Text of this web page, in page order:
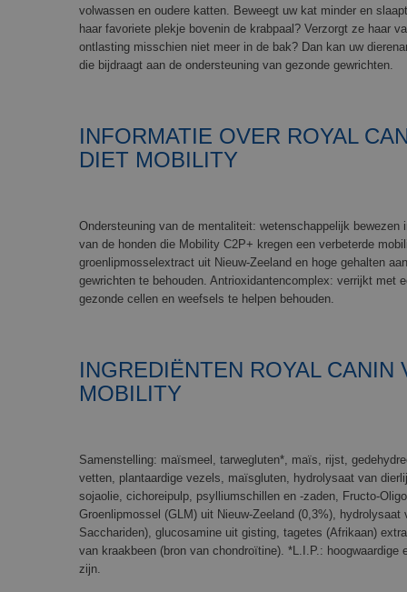
volwassen en oudere katten. Beweegt uw kat minder en
haar favoriete plekje bovenin de krabpaal? Verzorgt ze haar
ontlasting misschien niet meer in de bak? Dan kan uw
die bijdraagt aan de ondersteuning van gezonde gewrichten.
INFORMATIE OVER ROYAL
DIET MOBILITY
Ondersteuning van de mentaliteit: wetenschappelijk bewezen
van de honden die Mobility C2P+ kregen een verbeterde
groenlipmosselextract uit Nieuw-Zeeland en hoge gehalten
gewrichten te behouden. Antrioxidantencomplex: verrijkt met
gezonde cellen en weefsels te helpen behouden.
INGREDIËNTEN ROYAL CANIN
MOBILITY
Samenstelling: maïsmeel, tarwegluten*, maïs, rijst,
vetten, plantaardige vezels, maïsgluten, hydrolysaat van
sojaolie, cichoreipulp, psylliumschillen en -zaden, Fructo-
Groenlipmossel (GLM) uit Nieuw-Zeeland (0,3%), hydrolysaat
Sacchariden), glucosamine uit gisting, tagetes (Afrikaan)
van kraakbeen (bron van chondroïtine). *L.I.P.: hoogwaardige
zijn.